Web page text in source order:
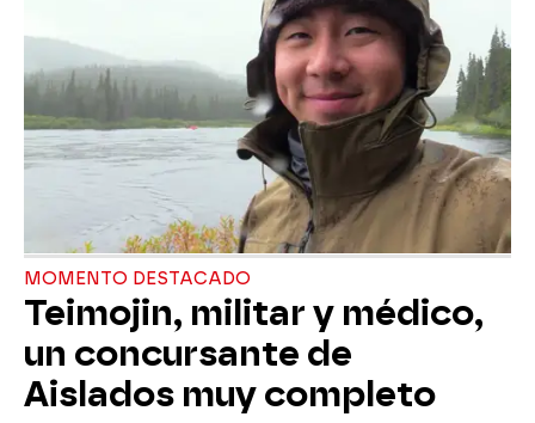
MOMENTO DESTACADO
Teimojin, militar y médico,
un concursante de
Aislados muy completo